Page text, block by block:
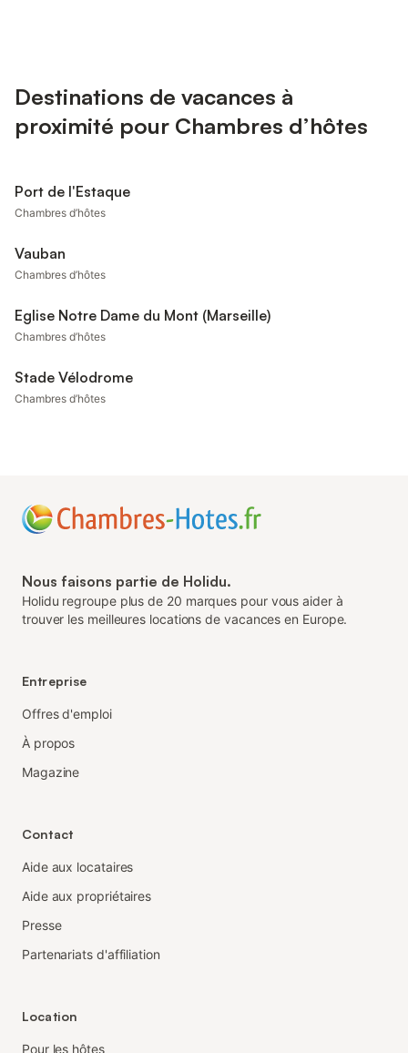
Destinations de vacances à
proximité pour Chambres d’hôtes
Port de l'Estaque
Chambres d’hôtes
Vauban
Chambres d’hôtes
Eglise Notre Dame du Mont (Marseille)
Chambres d’hôtes
Stade Vélodrome
Chambres d’hôtes
Nous faisons partie de Holidu.
Holidu regroupe plus de 20 marques pour vous aider à
trouver les meilleures locations de vacances en Europe.
Entreprise
Offres d'emploi
À propos
Magazine
Contact
Aide aux locataires
Aide aux propriétaires
Presse
Partenariats d'affiliation
Location
Pour les hôtes